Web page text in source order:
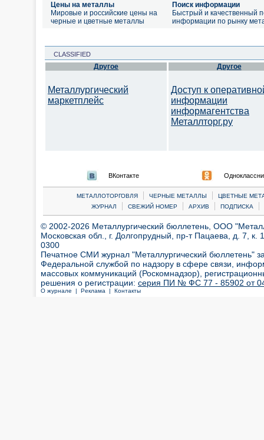
Цены на металлы
Мировые и российские цены на
черные и цветные металлы
Поиск информации
Быстрый и качественный
информации по рынку
CLASSIFIED
Другое
Металлургический
маркетплейс
Другое
Доступ к
информации
информагентства
Металлторг.ру
ВКонтакте
МЕТАЛЛОТОРГОВЛЯ | ЧЕРНЫЕ МЕТАЛЛЫ |
ЦВЕТНЫЕ
ЖУРНАЛ
| СВЕЖИЙ НОМЕР | АРХИВ | ПОДПИСКА |
© 2002-2026 Металлургический бюллетень, ООО
Московская обл., г. Долгопрудный, пр-т Пацаева, д. 7,
0300
Печатное СМИ журнал "Металлургический бюллетень"
Федеральной службой по надзору в сфере связи,
массовых коммуникаций (Роскомнадзор),
решения о регистрации: серия ПИ № ФС 77 - 85902 от 04
О журнале | Реклама | Контакты